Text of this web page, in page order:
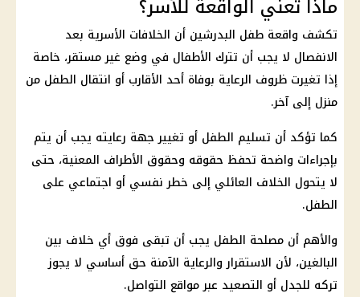
تكشف واقعة طفل البدرشين أن الخلافات الأسرية بعد
الانفصال لا يجب أن تترك الأطفال في وضع غير مستقر، خاصة
إذا تغيرت ظروف الرعاية بوفاة أحد الأقارب أو انتقال الطفل من
منزل إلى آخر.
كما تؤكد أن تسليم الطفل أو تغيير جهة رعايته يجب أن يتم
بإجراءات واضحة تحفظ حقوقه وحقوق الأطراف المعنية، حتى
لا يتحول الخلاف العائلي إلى خطر نفسي أو اجتماعي على
الطفل.
والأهم أن مصلحة الطفل يجب أن تبقى فوق أي خلاف بين
البالغين، لأن الاستقرار والرعاية الآمنة حق أساسي لا يجوز
تركه للجدل أو التصعيد عبر مواقع التواصل.